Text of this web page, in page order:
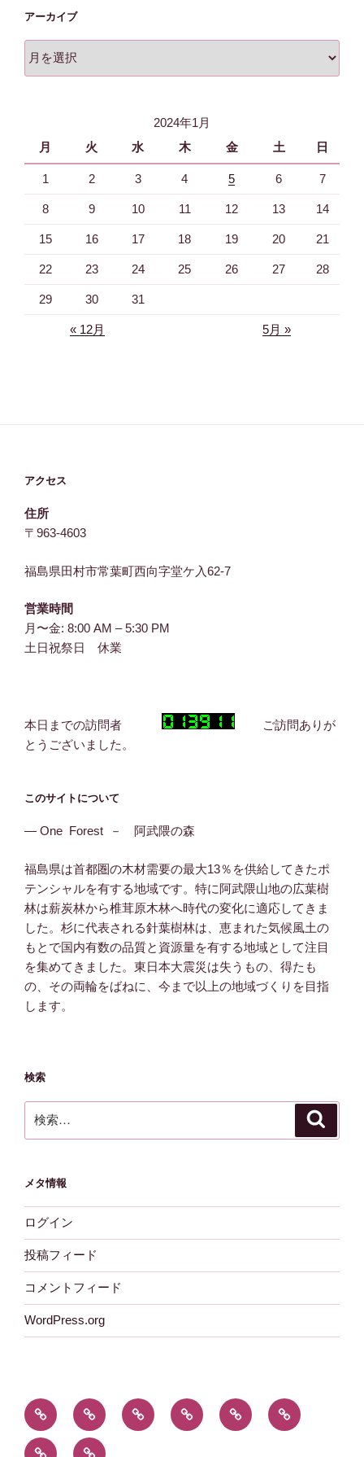
アーカイブ
ー
2024年1月
月
火 水 木 金 土 日
1 2 3 4 5 6 7
8 9 10 11 12 13 14
15 16 17 18 19 20 21
22 23 24 25 26 27 28
29 30 31
« 12月 5月 »
アクセス
住所
〒963-4603
福島県田村市常葉町西向字堂ケ入62-7
営業時間
月〜金: 8:00 AM – 5:30 PM
土日祝祭日 休業
本日までの訪問者
ご訪問ありが
とうございました。
このサイトについて
― One Forest － 阿武隈の森
福島県は首都圏の木材需要の最大13％を供給してきたポ
テンシャルを有する地域です。特に阿武隈山地の広葉樹
林は薪炭林から椎茸原木林へ時代の変化に適応してきま
した。杉に代表される針葉樹林は、恵まれた気候風土の
もとで国内有数の品質と資源量を有する地域として注目
を集めてきました。東日本大震災は失うもの、得たも
の、その両輪をばねに、今まで以上の地域づくりを目指
します。
検索
索:
メタ情報
ログイン
投稿フィード
コメントフィード
WordPress.org
新
着
情
あ
ぶ
く
組
合
特
殊
木
材
採
用
お 外